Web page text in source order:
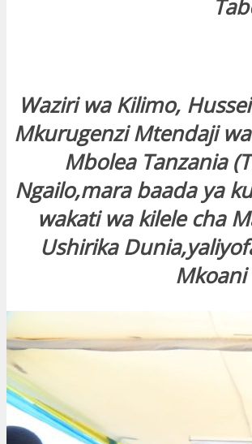
Waziri wa Kilimo,
Mkurugenzi Mtendaji
Mbolea Tanzania
Ngailo,mara baada ya
wakati wa kilele cha
Ushirika
Mkoani